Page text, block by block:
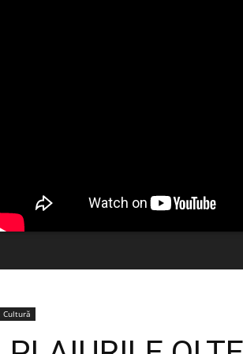
Cultură